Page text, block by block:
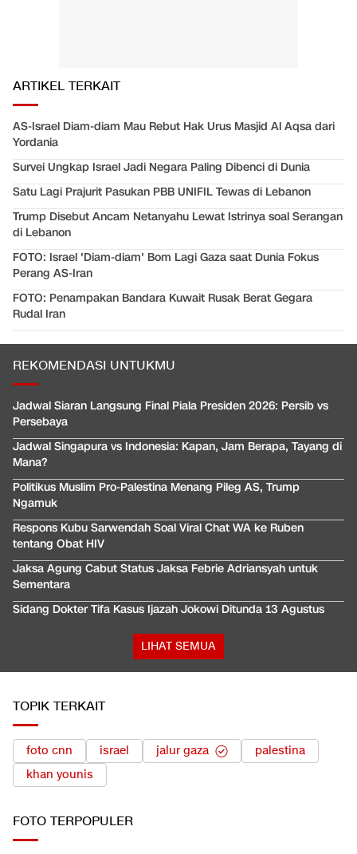
ARTIKEL TERKAIT
AS-Israel Diam-diam Mau Rebut Hak Urus Masjid Al Aqsa dari
Yordania
Survei Ungkap Israel Jadi Negara Paling Dibenci di Dunia
Satu Lagi Prajurit Pasukan PBB UNIFIL Tewas di Lebanon
Trump Disebut Ancam Netanyahu Lewat Istrinya soal Serangan
di Lebanon
FOTO: Israel 'Diam-diam' Bom Lagi Gaza saat Dunia Fokus
Perang AS-Iran
FOTO: Penampakan Bandara Kuwait Rusak Berat Gegara
Rudal Iran
REKOMENDASI UNTUKMU
Jadwal Siaran Langsung Final Piala Presiden 2026: Persib vs
Persebaya
Jadwal Singapura vs Indonesia: Kapan, Jam Berapa, Tayang di
Mana?
Politikus Muslim Pro-Palestina Menang Pileg AS, Trump
Ngamuk
Respons Kubu Sarwendah Soal Viral Chat WA ke Ruben
tentang Obat HIV
Jaksa Agung Cabut Status Jaksa Febrie Adriansyah untuk
Sementara
Sidang Dokter Tifa Kasus Ijazah Jokowi Ditunda 13 Agustus
LIHAT SEMUA
TOPIK TERKAIT
foto cnn israel jalur gaza
palestina
khan younis
FOTO TERPOPULER